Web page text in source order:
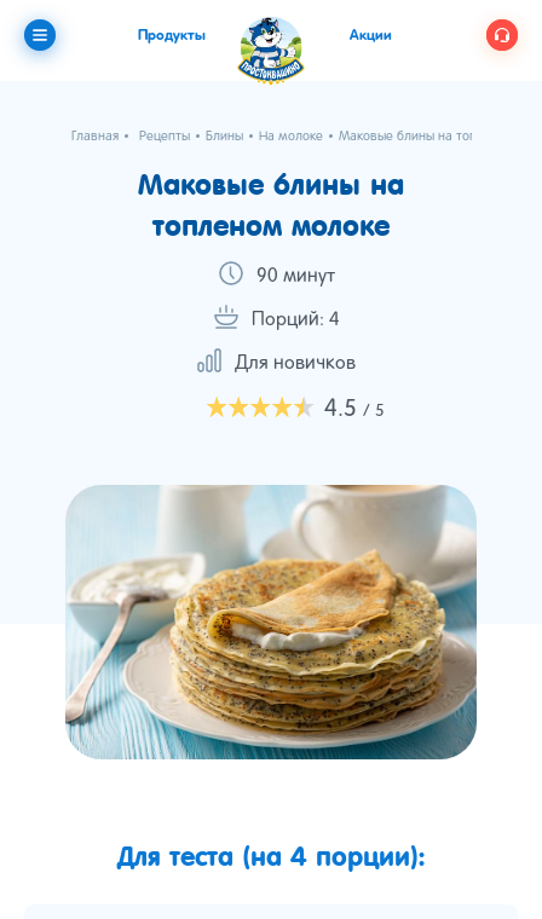
Продукты Акции
Главная Рецепты Блины На молоке Маковые блины на топленом
Маковые блины на
топленом молоке
90 минут
Порций: 4
Для новичков
4.5 / 5
Для теста (на 4 порции):